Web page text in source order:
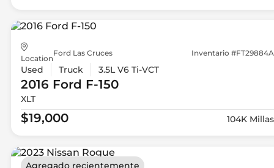
Location
Ford Las Cruces Inventario #FT29884A
Used Truck 3.5L V6 Ti-VCT
2016 Ford F-150
XLT
$19,000 104K Millas
Agregado recientemente